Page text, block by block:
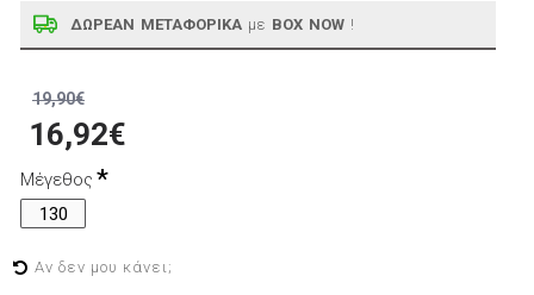
ΔΩΡΕΑΝ ΜΕΤΑΦΟΡΙΚΑ με BOX NOW !
16,92€
19,90€
Μέγεθος
130
Αν δεν μου κάνει;